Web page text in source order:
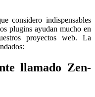
considero indispensables
plugins ayudan mucho en
proyectos web. La
llamado Zen-